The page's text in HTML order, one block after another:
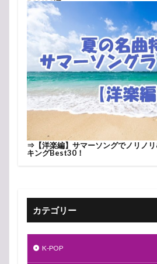
⇒ 【洋楽編】サマーソングでノリノ
キングBest30！
カテゴリー
K-POP